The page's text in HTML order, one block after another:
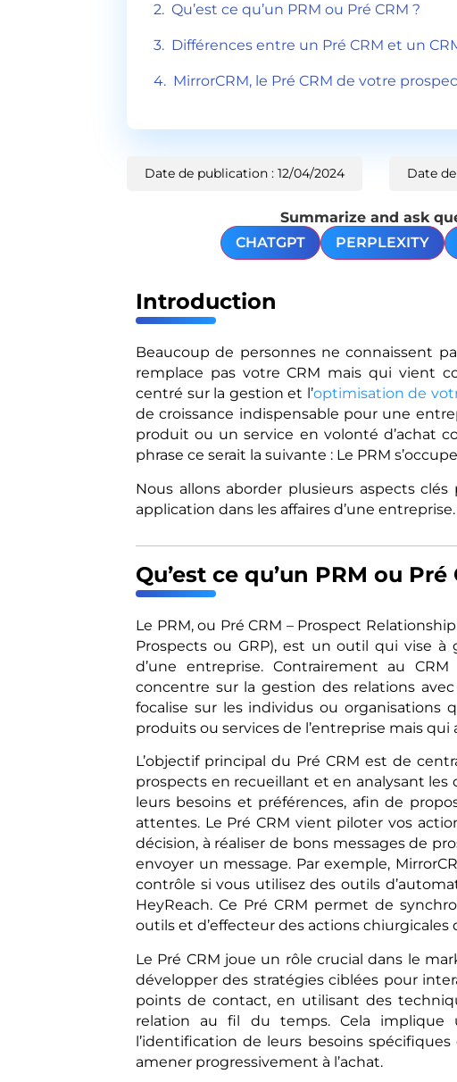
Qu’est ce qu’un PRM ou Pré CRM ?
Différences entre un Pré CRM et un
MirrorCRM, le Pré CRM de votre
Date de publication : 12/04/2024 Date
Summarize and ask
CHATGPT
PERPLEXITY
Introduction
Beaucoup de personnes ne connaissent
remplace pas votre CRM mais qui vient
centré sur la gestion et l’optimisation de
de croissance indispensable pour une
produit ou un service en volonté d’achat
phrase ce serait la suivante : Le PRM
Nous allons aborder plusieurs aspects
application dans les affaires d’une entreprise.
Qu’est ce qu’un PRM ou Pré
Le PRM, ou Pré CRM – Prospect
Prospects ou GRP), est un outil qui vise
d’une entreprise. Contrairement au
concentre sur la gestion des relations
focalise sur les individus ou
produits ou services de l’entreprise mais
L’objectif principal du Pré CRM est de
prospects en recueillant et en analysant
leurs besoins et préférences, afin de
attentes. Le Pré CRM vient piloter vos
décision, à réaliser de bons messages de
envoyer un message. Par exemple,
contrôle si vous utilisez des outils
HeyReach. Ce Pré CRM permet de
outils et d’effecteur des actions
Le Pré CRM joue un rôle crucial dans le
développer des stratégies ciblées pour
points de contact, en utilisant des
relation au fil du temps. Cela implique
l’identification de leurs besoins
amener progressivement à l’achat.